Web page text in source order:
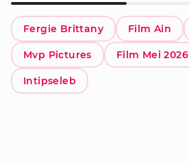
Fergie Brittany Film Ain
Mvp Pictures Film Mei 2026
Intipseleb